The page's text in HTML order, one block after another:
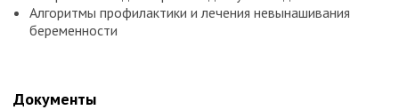
Алгоритмы профилактики и лечения невынашивания
беременности
Документы